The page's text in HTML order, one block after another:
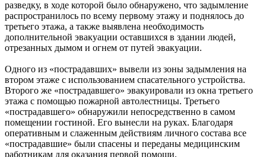
разведку, в ходе которой было обнаружено, что задымление
распространилось по всему первому этажу и поднялось до
третьего этажа, а также выявлена необходимость
дополнительной эвакуации оставшихся в здании людей,
отрезанных дымом и огнем от путей эвакуации.
Одного из «пострадавших» вывели из зоны задымления на
втором этаже с использованием спасательного устройства.
Второго же «пострадавшего» эвакуировали из окна третьего
этажа с помощью пожарной автолестницы. Третьего
«пострадавшего» обнаружили непосредственно в самом
помещении гостиной. Его вынесли на руках. Благодаря
оперативным и слаженным действиям личного состава все
«пострадавшие» были спасены и переданы медицинским
работникам для оказания первой помощи.